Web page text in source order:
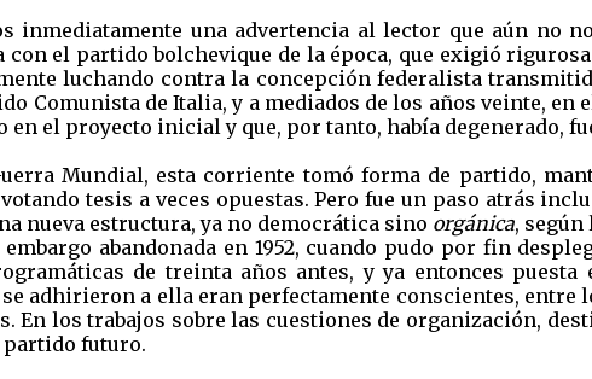
inmediatamente una advertencia al lector que aún no
el partido bolchevique de la época, que exigió
luchando contra la concepción federalista
Comunista de Italia, y a mediados de los años veinte,
el proyecto inicial y que, por tanto, había degenerado,
Mundial, esta corriente tomó forma de partido,
tesis a veces opuestas. Pero fue un paso atrás
nueva estructura, ya no democrática sino orgánica,
abandonada en 1952, cuando pudo por fin
de treinta años antes, y ya entonces
adhirieron a ella eran perfectamente conscientes,
En los trabajos sobre las cuestiones de organización,
partido futuro.